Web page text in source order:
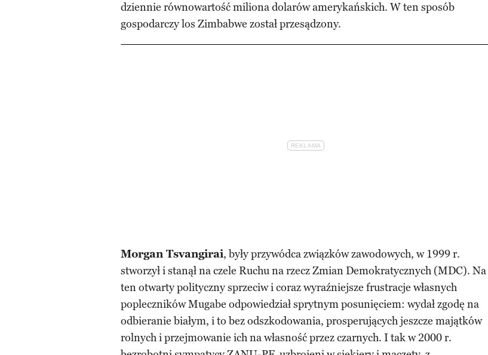
dziennie równowartość miliona dolarów amerykańskich. W ten sposób
gospodarczy los Zimbabwe został przesądzony.
Morgan Tsvangirai, były przywódca związków zawodowych, w 1999 r.
stworzył i stanął na czele Ruchu na rzecz Zmian Demokratycznych (MDC). Na
ten otwarty polityczny sprzeciw i coraz wyraźniejsze frustracje własnych
popleczników Mugabe odpowiedział sprytnym posunięciem: wydał zgodę na
odbieranie białym, i to bez odszkodowania, prosperujących jeszcze majątków
rolnych i przejmowanie ich na własność przez czarnych. I tak w 2000 r.